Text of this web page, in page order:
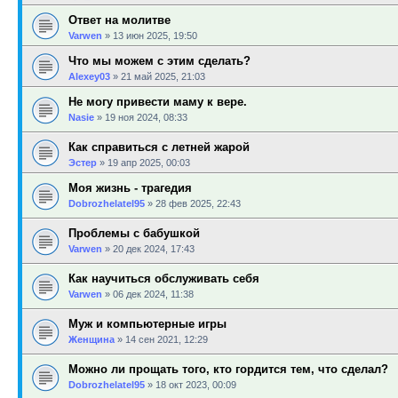
Ответ на молитве
Varwen » 13 июн 2025, 19:50
Что мы можем с этим сделать?
Alexey03 » 21 май 2025, 21:03
Не могу привести маму к вере.
Nasie » 19 ноя 2024, 08:33
Как справиться с летней жарой
Эстер » 19 апр 2025, 00:03
Моя жизнь - трагедия
Dobrozhelatel95 » 28 фев 2025, 22:43
Проблемы с бабушкой
Varwen » 20 дек 2024, 17:43
Как научиться обслуживать себя
Varwen » 06 дек 2024, 11:38
Муж и компьютерные игры
Женщина » 14 сен 2021, 12:29
Можно ли прощать того, кто гордится тем, что сделал?
Dobrozhelatel95 » 18 окт 2023, 00:09